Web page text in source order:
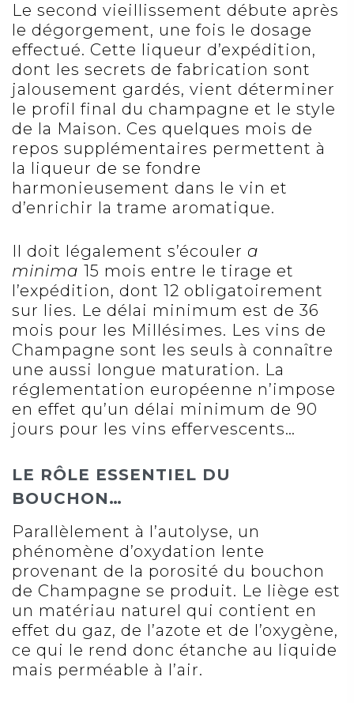
Le second vieillissement débute après
le dégorgement, une fois le dosage
effectué. Cette liqueur d’expédition,
dont les secrets de fabrication sont
jalousement gardés, vient déterminer
le profil final du champagne et le style
de la Maison. Ces quelques mois de
repos supplémentaires permettent à
la liqueur de se fondre
harmonieusement dans le vin et
d’enrichir la trame aromatique.
Il doit légalement s’écouler a
minima 15 mois entre le tirage et
l’expédition, dont 12 obligatoirement
sur lies. Le délai minimum est de 36
mois pour les Millésimes. Les vins de
Champagne sont les seuls à connaître
une aussi longue maturation. La
réglementation européenne n’impose
en effet qu’un délai minimum de 90
jours pour les vins effervescents…
LE RÔLE ESSENTIEL DU
BOUCHON…
Parallèlement à l’autolyse, un
phénomène d’oxydation lente
provenant de la porosité du bouchon
de Champagne se produit. Le liège est
un matériau naturel qui contient en
effet du gaz, de l’azote et de l’oxygène,
ce qui le rend donc étanche au liquide
mais perméable à l’air.